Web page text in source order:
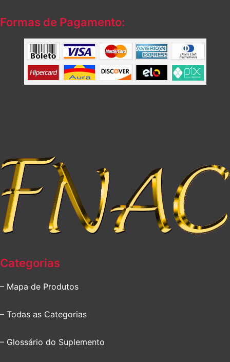
Formas de Pagamento:
Categorias
– Mapa de Produtos
– Todas as Categorias
– Glossário do Suplemento